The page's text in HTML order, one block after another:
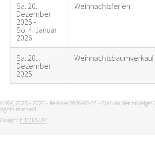
Sa. 20.
Dezember
2025 -
So. 4. Januar
2026
Weihnachtsferien
Sa. 20.
Dezember
2025
Weihnachtsbaumverkauf
© RK , 2025 - 2026 - Release 2026-02-21 - Datum der
rights reserved
Design: HTML5 UP